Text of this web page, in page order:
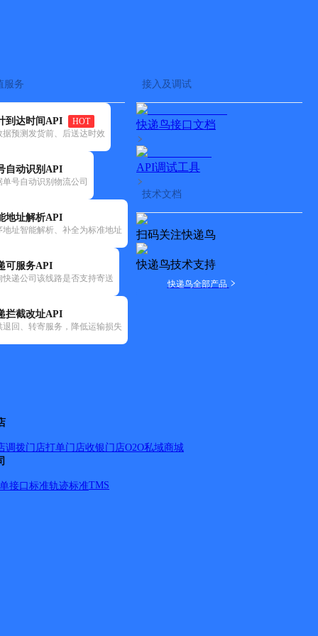
服务
到达时间API
HOT
据预测发货前、后送达时效
自动识别API
单号自动识别物流公司
地址解析API
地址智能解析、补全为标准地址
可服务API
快递公司该线路是否支持寄送
拦截改址API
退回、转寄服务，降低运输损失
接入及调试
快递鸟接口文档
API调试工具
技术文档
扫码关注快递鸟
快递鸟技术支持
快递鸟全部产品
调拨门店打单门店收银门店O2O私域商城
接口标准轨迹标准TMS